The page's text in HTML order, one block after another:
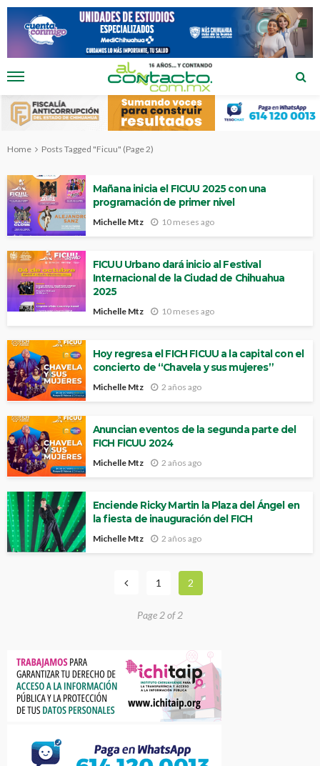
Home Posts Tagged "Ficuu" (Page 2)
Mañana inicia el FICUU 2025 con una
programación de primer nivel
Michelle Mtz 10 meses ago
FICUU Urbano dará inicio al Festival
Internacional de la Ciudad de Chihuahua
2025
Michelle Mtz 10 meses ago
Hoy regresa el FICH FICUU a la capital con el
concierto de “Chavela y sus mujeres”
Michelle Mtz 2 años ago
Anuncian eventos de la segunda parte del
FICH FICUU 2024
Michelle Mtz 2 años ago
Enciende Ricky Martin la Plaza del Ángel en
la fiesta de inauguración del FICH
Michelle Mtz 2 años ago
1 2
Page 2 of 2